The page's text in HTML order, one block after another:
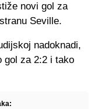
novi gol za
Seville.
nadoknadi,
gol za 2:2 i tako